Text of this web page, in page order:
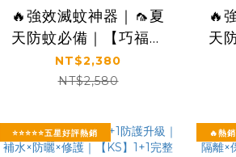
🔥強效滅蚊神器｜🦟夏
天防蚊必備｜【巧福】
吸入式LED捕蚊器 UC-
850LED (台灣製/大型)
NT$2,380
NT$2,580
🔥
天
吸
⭐⭐⭐⭐⭐五星好評熱銷 🔥熱